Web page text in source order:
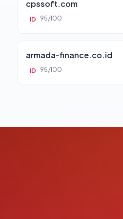
cpssoft.com
ID 95/100
armada-finance.co.id
ID 95/100